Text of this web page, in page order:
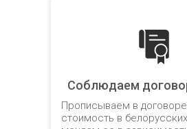
Соблюдаем
Прописываем в
стоимость в